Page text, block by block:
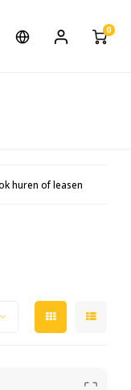
0
huren of leasen